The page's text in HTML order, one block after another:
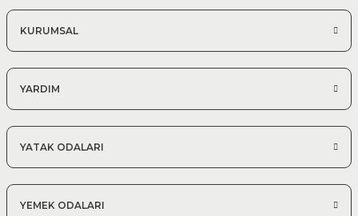
KURUMSAL
YARDIM
YATAK ODALARI
YEMEK ODALARI